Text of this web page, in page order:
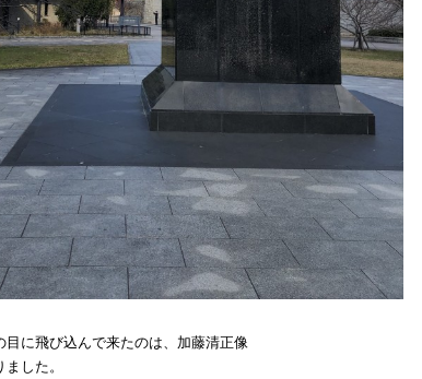
目に飛び込んで来たのは、加藤清正像
した。